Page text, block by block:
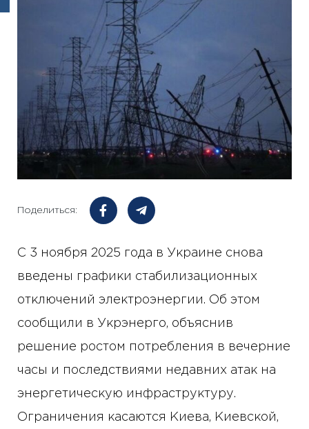
Поделиться:
С 3 ноября 2025 года в Украине снова
введены графики стабилизационных
отключений электроэнергии. Об этом
сообщили в Укрэнерго, объяснив
решение ростом потребления в вечерние
часы и последствиями недавних атак на
энергетическую инфраструктуру.
Ограничения касаются Киева, Киевской,